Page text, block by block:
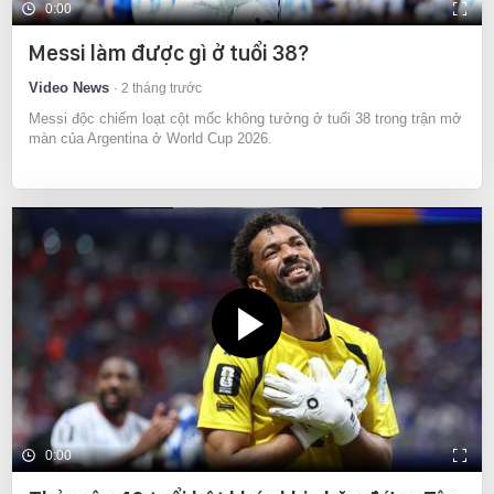
0:00
Messi làm được gì ở tuổi 38?
Video News 2 tháng trước
Messi độc chiếm loạt cột mốc không tưởng ở tuổi 38 trong trận mở
màn của Argentina ở World Cup 2026.
0:00